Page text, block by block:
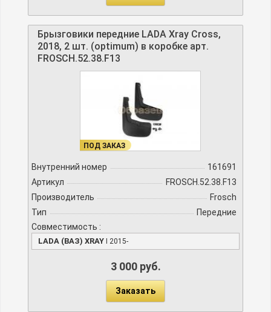
Брызговики передние LADA Xray Cross,
2018, 2 шт. (optimum) в коробке арт.
FROSCH.52.38.F13
ПОД ЗАКАЗ
Внутренний номер
161691
Артикул
FROSCH.52.38.F13
Производитель
Frosch
Тип
Передние
Совместимость :
LADA (ВАЗ) XRAY I 2015-
3 000 руб.
Заказать